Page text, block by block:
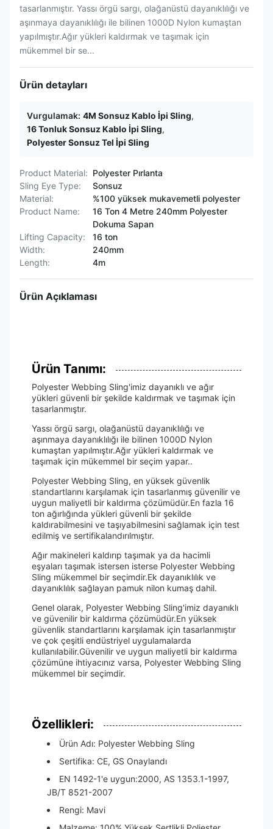
tasarlanmıştır. Yassı örgü sargı, olağanüstü dayanıklılığı ve
aşınmaya dayanıklılığı ile bilinen 1000D Nylon kumaştan
yapılmıştır.Ağır yükleri kaldırmak ve taşımak için
mükemmel bir se...
Ürün detayları
Vurgulamak: 4M Sonsuz Kablo İpi Sling,
16 Tonluk Sonsuz Kablo İpi Sling,
Polyester Sonsuz Tel İpi Sling
Product Material: Polyester Pırlanta
Sling Eye Type:
Sonsuz
Material:
%100 yüksek mukavemetli polyester
Product Name:
16 Ton 4 Metre 240mm Polyester
Dokuma Sapan
Lifting Capacity:
16 ton
Width:
240mm
Length:
4m
Ürün Açıklaması
Ürün Tanımı:
Polyester Webbing Sling'imiz dayanıklı ve ağır
yükleri güvenli bir şekilde kaldırmak ve taşımak için
tasarlanmıştır.
Yassı örgü sargı, olağanüstü dayanıklılığı ve
aşınmaya dayanıklılığı ile bilinen 1000D Nylon
kumaştan yapılmıştır.Ağır yükleri kaldırmak ve
taşımak için mükemmel bir seçim yapar..
Polyester Webbing Sling, en yüksek güvenlik
standartlarını karşılamak için tasarlanmış güvenilir ve
uygun maliyetli bir kaldırma çözümüdür.En fazla 16
ton ağırlığında yükleri güvenli bir şekilde
kaldırabilmesini ve taşıyabilmesini sağlamak için test
edilmiş ve sertifikalandırılmıştır.
Ağır makineleri kaldırıp taşımak ya da hacimli
eşyaları taşımak istersen isterse Polyester Webbing
Sling mükemmel bir seçimdir.Ek dayanıklılık ve
dayanıklılık sağlayan pamuk nilon kumaş dahil.
Genel olarak, Polyester Webbing Sling'imiz dayanıklı
ve güvenilir bir kaldırma çözümüdür.En yüksek
güvenlik standartlarını karşılamak için tasarlanmıştır
ve çok çeşitli endüstriyel uygulamalarda
kullanılabilir.Güvenilir ve uygun maliyetli bir kaldırma
çözümüne ihtiyacınız varsa, Polyester Webbing Sling
mükemmel bir seçimdir.
Özellikleri:
Ürün Adı: Polyester Webbing Sling
Sertifika: CE, GS Onaylandı
EN 1492-1'e uygun:2000, AS 1353.1-1997,
JB/T 8521-2007
Rengi: Mavi